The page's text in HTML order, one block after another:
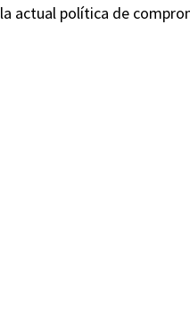
la actual política de